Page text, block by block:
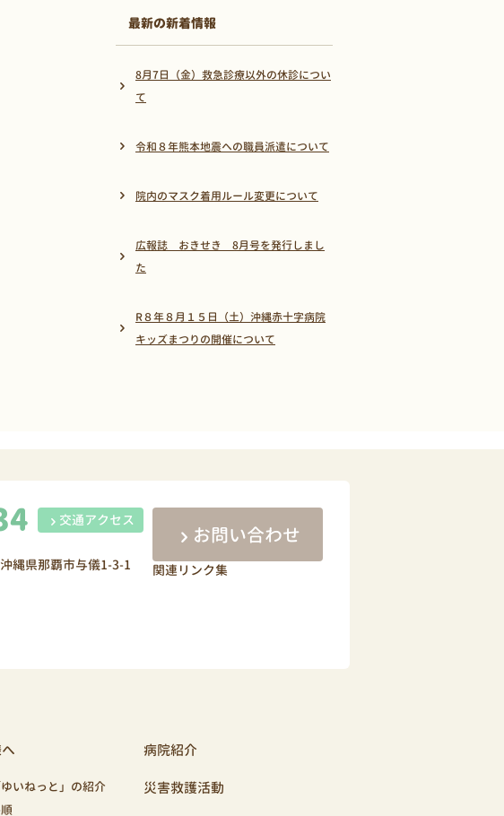
最新の新着情報
8月7日（金）救急診療以外の休診につい
て
令和８年熊本地震への職員派遣について
院内のマスク着用ルール変更について
広報誌 おきせき 8月号を発行しまし
た
R８年８月１５日（土）沖縄赤十字病院
キッズまつりの開催について
交通アクセス
縄県那覇市与儀1-3-1
お問い合わせ
関連リンク集
いねっと」の紹介
病院紹介
災害救護活動